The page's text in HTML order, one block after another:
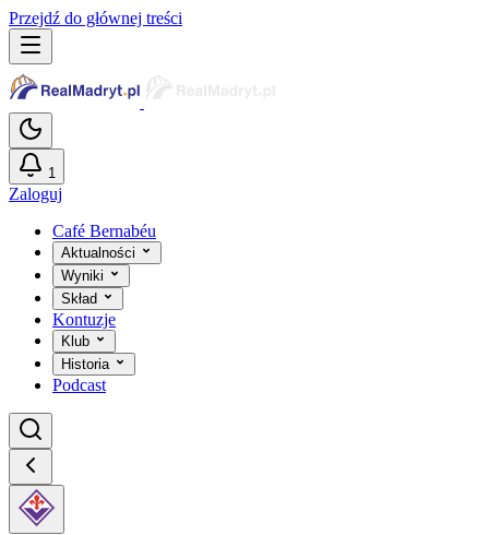
Przejdź do głównej treści
1
Zaloguj
Café Bernabéu
Aktualności
Wyniki
Skład
Kontuzje
Klub
Historia
Podcast